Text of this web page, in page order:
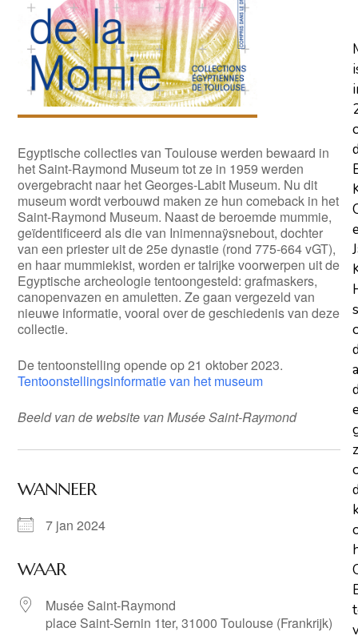
Egyptische collecties van Toulouse werden bewaard in
het Saint-Raymond Museum tot ze in 1959 werden
overgebracht naar het Georges-Labit Museum. Nu dit
museum wordt verbouwd maken ze hun comeback in het
Saint-Raymond Museum. Naast de beroemde mummie,
geïdentificeerd als die van Inimennaÿsnebout, dochter
van een priester uit de 25e dynastie (rond 775-664 vGT),
en haar mummiekist, worden er talrijke voorwerpen uit de
Egyptische archeologie tentoongesteld: grafmaskers,
canopenvazen en amuletten. Ze gaan vergezeld van
nieuwe informatie, vooral over de geschiedenis van deze
collectie.
De tentoonstelling opende op 21 oktober 2023.
Tentoonstellingsinformatie van het museum
Beeld van de website van Musée Saint-Raymond
WANNEER
7 jan 2024
WAAR
Musée Saint-Raymond
place Saint-Sernin 1ter, 31000 Toulouse (Frankrijk)